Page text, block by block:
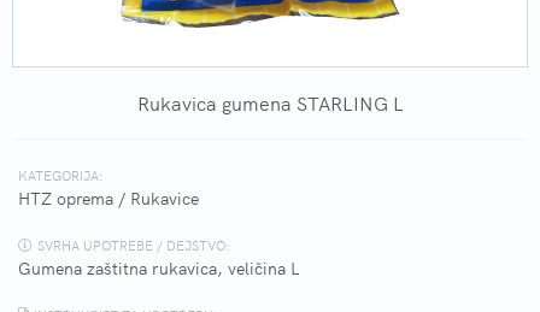
Rukavica gumena STARLING L
KATEGORIJA:
HTZ oprema / Rukavice
SVRHA UPOTREBE / DEJSTVO:
Gumena zaštitna rukavica, veličina L